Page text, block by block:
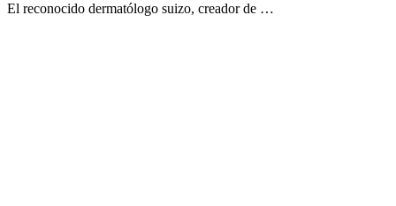
El reconocido dermatólogo suizo, creador de …